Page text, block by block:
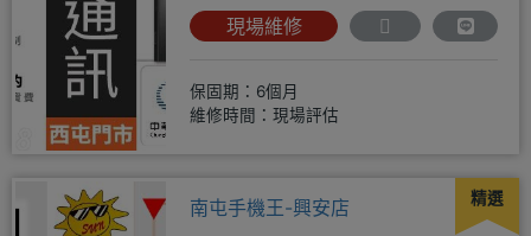
現場維修
保固期：6個月
維修時間：現場評估
精選
南屯手機王-興安店